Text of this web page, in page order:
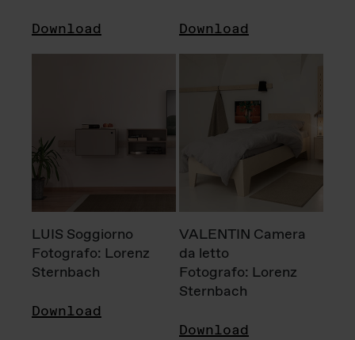
Download Download
LUIS Soggiorno
Fotografo: Lorenz
Sternbach
Download
VALENTIN Camera
da letto
Fotografo: Lorenz
Sternbach
Download